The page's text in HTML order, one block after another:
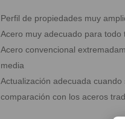
Perfil de propiedades muy
Acero muy adecuado para
Acero convencional
media
Actualización adecuada
comparación con los aceros